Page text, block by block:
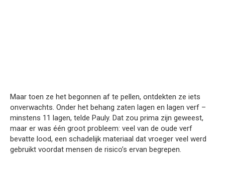
Maar toen ze het begonnen af te pellen, ontdekten ze iets
onverwachts. Onder het behang zaten lagen en lagen verf –
minstens 11 lagen, telde Pauly. Dat zou prima zijn geweest,
maar er was één groot probleem: veel van de oude verf
bevatte lood, een schadelijk materiaal dat vroeger veel werd
gebruikt voordat mensen de risico’s ervan begrepen.